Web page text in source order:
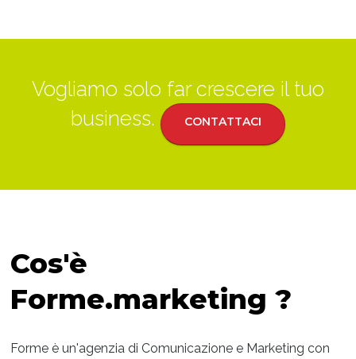
Vogliamo solo far crescere il tuo
business.
CONTATTACI
Cos'è
Forme.marketing ?
Forme è un'agenzia di Comunicazione e Marketing con